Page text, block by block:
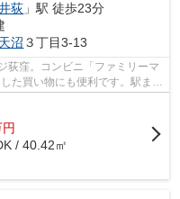
荻 」駅 徒歩23分
天沼 ３丁目3-13
荻窪。コンビニ「ファミリーマ
た買い物にも便利です。駅まで
円
/ 40.42㎡